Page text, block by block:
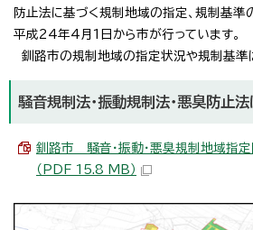
防止法に基づく規制地域の指定、規制基準
平成24年4月1日から市が行っています。
釧路市の規制地域の指定状況や規制基準
騒音規制法・振動規制法・悪臭防止
釧路市 騒音・振動・悪臭規制地域指定
（PDF 15.8 MB）